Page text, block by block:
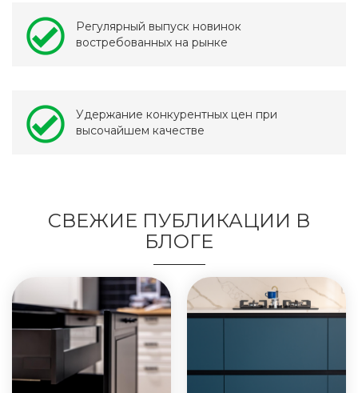
Регулярный выпуск новинок
востребованных на рынке
Удержание конкурентных цен при
высочайшем качестве
СВЕЖИЕ ПУБЛИКАЦИИ В
БЛОГЕ